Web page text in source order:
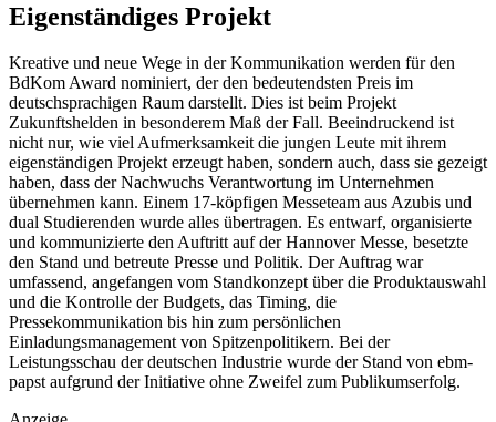
Eigenständiges Projekt
Kreative und neue Wege in der Kommunikation werden für den
BdKom Award nominiert, der den bedeutendsten Preis im
deutschsprachigen Raum darstellt. Dies ist beim Projekt
Zukunftshelden in besonderem Maß der Fall. Beeindruckend ist
nicht nur, wie viel Aufmerksamkeit die jungen Leute mit ihrem
eigenständigen Projekt erzeugt haben, sondern auch, dass sie gezeigt
haben, dass der Nachwuchs Verantwortung im Unternehmen
übernehmen kann. Einem 17-köpfigen Messeteam aus Azubis und
dual Studierenden wurde alles übertragen. Es entwarf, organisierte
und kommunizierte den Auftritt auf der Hannover Messe, besetzte
den Stand und betreute Presse und Politik. Der Auftrag war
umfassend, angefangen vom Standkonzept über die Produktauswahl
und die Kontrolle der Budgets, das Timing, die
Pressekommunikation bis hin zum persönlichen
Einladungsmanagement von Spitzenpolitikern. Bei der
Leistungsschau der deutschen Industrie wurde der Stand von ebm-
papst aufgrund der Initiative ohne Zweifel zum Publikumserfolg.